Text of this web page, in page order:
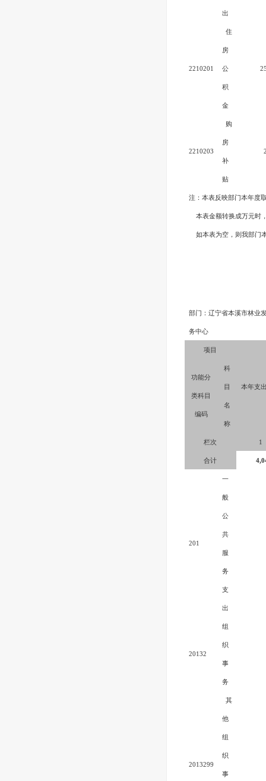
出
2210201
住
房
公
积
金
2210203
购
房
补
贴
注：本表反映部门本年度
本表金额转换成万元时
如本表为空，则我部门
部门：辽宁省本溪市林业
务中心
项目
本年支
功能分
类科目
编码
科
目
名
称
栏次 1
合计
201
一
般
公
共
服
务
支
出
20132
组
织
事
务
2013299
其
他
组
织
事